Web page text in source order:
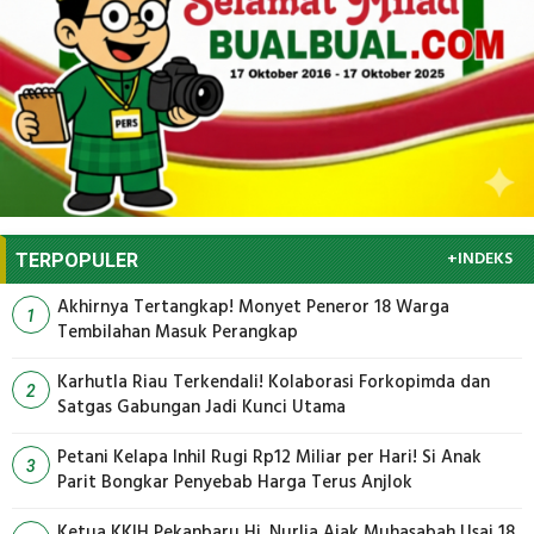
TERPOPULER +INDEKS
1
Akhirnya Tertangkap! Monyet Peneror 18 Warga
Tembilahan Masuk Perangkap
2
Karhutla Riau Terkendali! Kolaborasi Forkopimda dan
Satgas Gabungan Jadi Kunci Utama
3
Petani Kelapa Inhil Rugi Rp12 Miliar per Hari! Si Anak
Parit Bongkar Penyebab Harga Terus Anjlok